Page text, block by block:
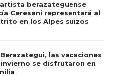
artista berazateguense
Ceresani representará al
en los Alpes suizos
Berazategui, las vacaciones
invierno se disfrutaron en